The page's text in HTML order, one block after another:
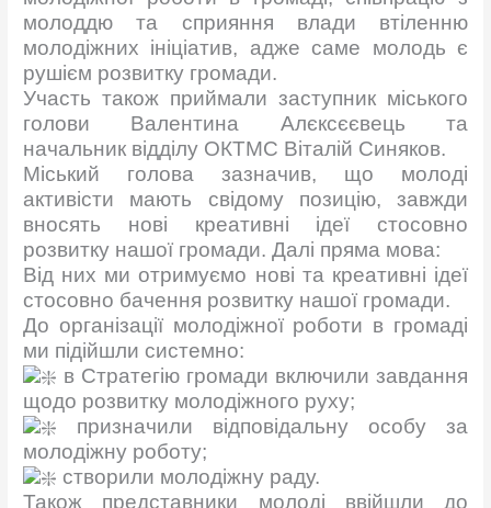
молоддю та сприяння влади втіленню
молодіжних ініціатив, адже саме молодь є
рушієм розвитку громади.
Участь також приймали заступник міського
голови Валентина Алєксєєвець та
начальник відділу ОКТМС Віталій Синяков.
Міський голова зазначив, що молоді
активісти мають свідому позицію, завжди
вносять нові креативні ідеї стосовно
розвитку нашої громади. Далі пряма мова:
Від них ми отримуємо нові та креативні ідеї
стосовно бачення розвитку нашої громади.
До організації молодіжної роботи в громаді
ми підійшли системно:
в Стратегію громади включили завдання
щодо розвитку молодіжного руху;
призначили відповідальну особу за
молодіжну роботу;
створили молодіжну раду.
Також представники молоді ввійшли до